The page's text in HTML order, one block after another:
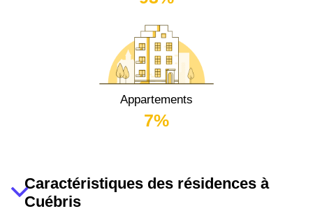
Appartements
7%
Caractéristiques des résidences à
Cuébris